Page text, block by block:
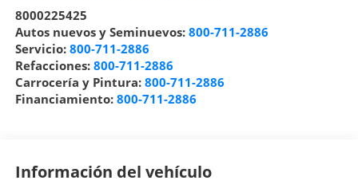
8000225425
Autos nuevos y Seminuevos: 800-711-2886
Servicio: 800-711-2886
Refacciones: 800-711-2886
Carrocería y Pintura: 800-711-2886
Financiamiento: 800-711-2886
Información del vehículo